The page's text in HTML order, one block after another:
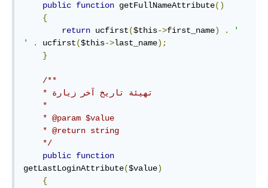
public function getFullNameAttribute()
{
return ucfirst($this->first_name) .
'
'
. ucfirst($this->last_name);
}
/**
    */
public function
getLastLoginAttribute($value)
{